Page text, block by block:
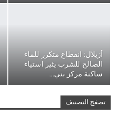
أزيلال: انقطاع متكرر للماء
الصالح للشرب يثير استياء
ساكنة مركز بني…
تصفح التصنيف